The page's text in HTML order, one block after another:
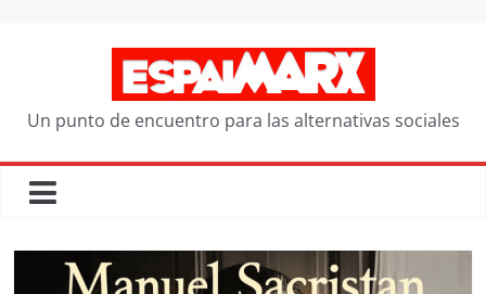
Un punto de encuentro para las alternativas sociales